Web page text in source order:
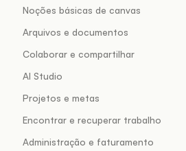
Noções básicas de canvas
Arquivos e documentos
Colaborar e compartilhar
AI Studio
Projetos e metas
Encontrar e recuperar trabalho
Administração e faturamento